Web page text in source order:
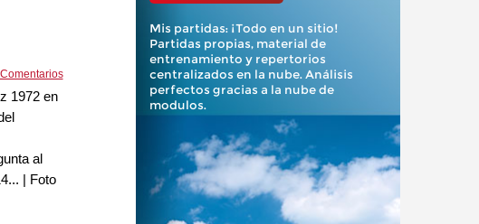
1972 en
al
| Foto
Mis partidas: ¡Todo en un sitio!
Partidas propias, material de
entrenamiento y repertorios
centralizados en la nube. Análisis
perfectos gracias a la nube de
modulos.